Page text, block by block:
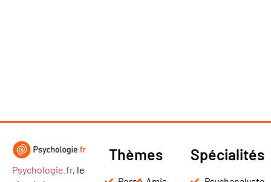
Psychologie.fr, le
Thèmes Spécialités